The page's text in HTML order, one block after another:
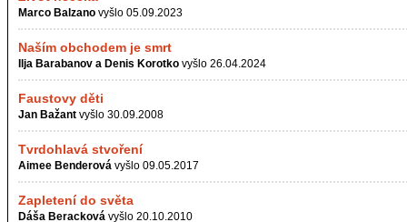
Marco Balzano vyšlo 05.09.2023
Naším obchodem je smrt
Ilja Barabanov a Denis Korotko vyšlo 26.04.2024
Faustovy děti
Jan Bažant vyšlo 30.09.2008
Tvrdohlavá stvoření
Aimee Benderová vyšlo 09.05.2017
Zapletení do světa
Dáša Beracková vyšlo 20.10.2010